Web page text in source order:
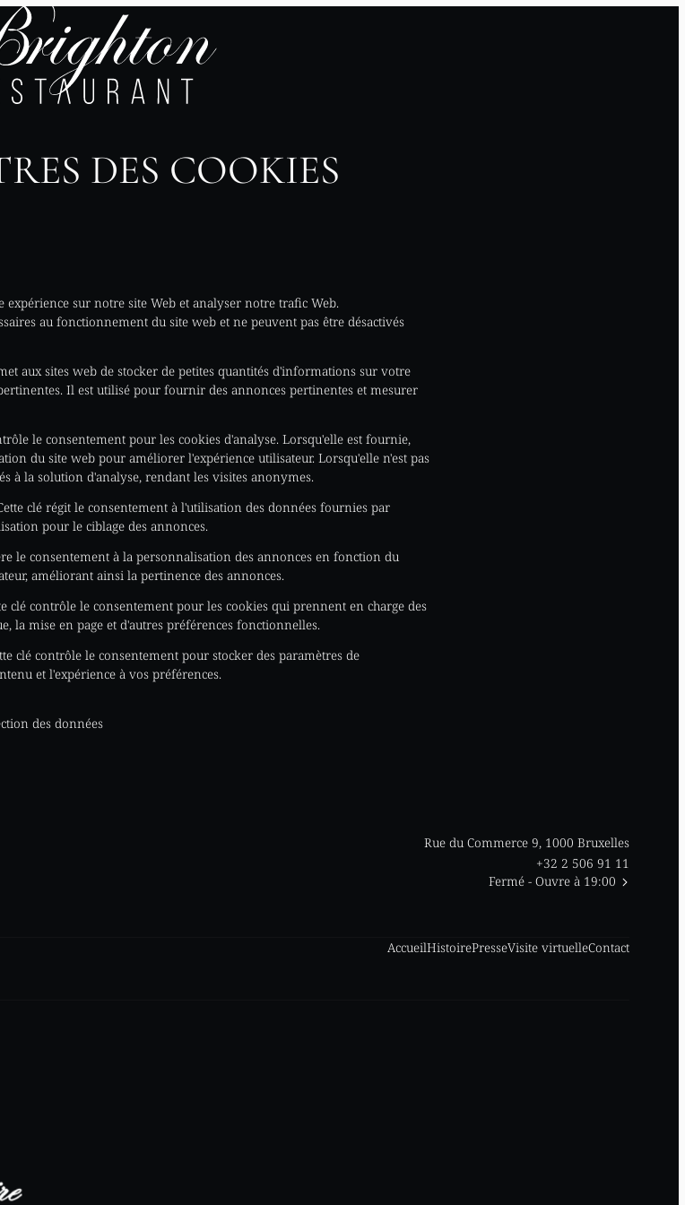
DES COOKIES
sur notre site Web et analyser notre trafic Web.
au fonctionnement du site web et ne peuvent pas être désactivés
aux sites web de stocker de petites quantités d'informations sur votre
Il est utilisé pour fournir des annonces pertinentes et mesurer
le consentement pour les cookies d'analyse. Lorsqu'elle est fournie,
du site web pour améliorer l'expérience utilisateur. Lorsqu'elle n'est pas
à la solution d'analyse, rendant les visites anonymes.
clé régit le consentement à l'utilisation des données fournies par
pour le ciblage des annonces.
le consentement à la personnalisation des annonces en fonction du
améliorant ainsi la pertinence des annonces.
clé contrôle le consentement pour les cookies qui prennent en charge des
la mise en page et d'autres préférences fonctionnelles.
clé contrôle le consentement pour stocker des paramètres de
et l'expérience à vos préférences.
des données
Rue du Commerce 9, 1000 Bruxelles
+32 2 506 91 11
Fermé - Ouvre à 19:00
AccueilHistoirePresseVisite virtuelleContact